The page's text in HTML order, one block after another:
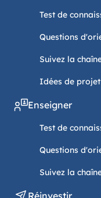
Test de
Questions
Suivez la
Idées de projet
Enseigner
Test de
Questions
Suivez la
Réinvestir